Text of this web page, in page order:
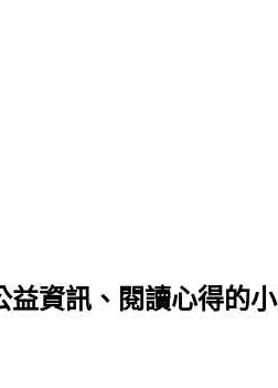
資訊、閱讀心得的